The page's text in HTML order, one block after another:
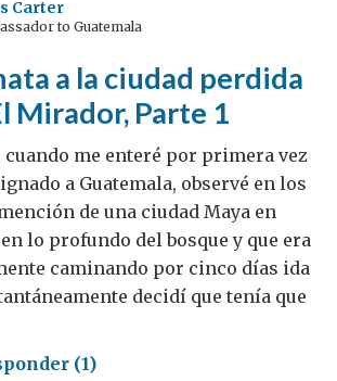
Carter
to Guatemala
a la ciudad perdida
Mirador, Parte 1
cuando me enteré por primera vez
a Guatemala, observé en los
de una ciudad Maya en
lo profundo del bosque y que era
caminando por cinco días ida
decidí que tenía que
(1)